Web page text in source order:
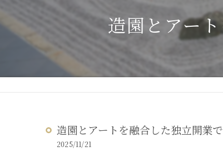
造園とアー
造園とアートを融合した独立開業
2025/11/21